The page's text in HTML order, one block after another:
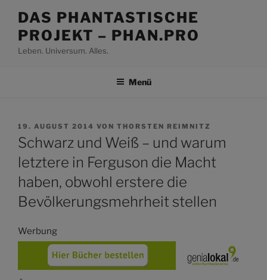
Inhalt
springen
DAS PHANTASTISCHE
PROJEKT – PHAN.PRO
Leben. Universum. Alles.
Menü
VERÖFFENTLICHT
AM
19. AUGUST 2014 VON THORSTEN REIMNITZ
Schwarz und Weiß – und warum
letztere in Ferguson die Macht
haben, obwohl erstere die
Bevölkerungsmehrheit stellen
Werbung